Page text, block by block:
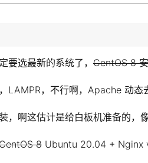
要选最新的系统了， CentOS 8
LAMPR，不行啊，Apache 动
，啊这估计是给白板机准备的，
8 Ubuntu 20.04 + Nginx